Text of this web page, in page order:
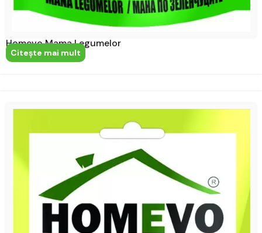
Homevo Mama Legumelor
Citeşte mai mult